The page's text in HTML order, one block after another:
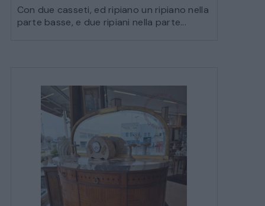
ARREDO DA GIARDINO
DECORAZIONI OGGETTISTICA ILLUMINAZIONE
MATERIALI E STRUTTURE
Con due casseti, ed ripiano un ripiano nella
parte basse, e due ripiani nella parte...